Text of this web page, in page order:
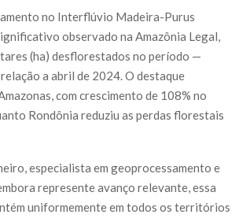
no Interflúvio Madeira-Purus
observado na Amazônia Legal,
(ha) desflorestados no período —
a abril de 2024. O destaque
com crescimento de 108% no
Rondônia reduziu as perdas florestais
especialista em geoprocessamento e
represente avanço relevante, essa
uniformemente em todos os territórios